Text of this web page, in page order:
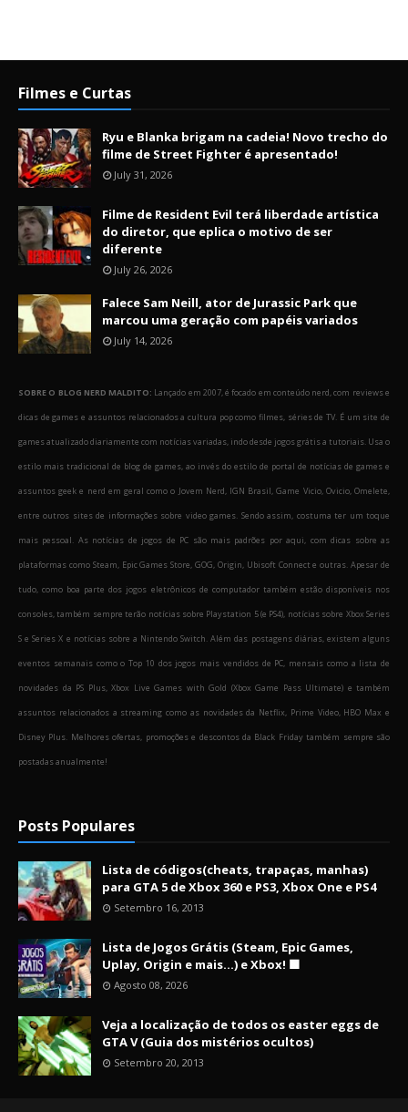
Filmes e Curtas
Ryu e Blanka brigam na cadeia! Novo trecho do
filme de Street Fighter é apresentado!
July 31, 2026
Filme de Resident Evil terá liberdade artística
do diretor, que eplica o motivo de ser
diferente
July 26, 2026
Falece Sam Neill, ator de Jurassic Park que
marcou uma geração com papéis variados
July 14, 2026
SOBRE O BLOG NERD MALDITO: Lançado em 2007, é focado em conteúdo nerd, com reviews e
dicas de games e assuntos relacionados a cultura pop como filmes, séries de TV. É um site de
games atualizado diariamente com notícias variadas, indo desde jogos grátis a tutoriais. Usa o
estilo mais tradicional de blog de games, ao invés do estilo de portal de notícias de games e
assuntos geek e nerd em geral como o Jovem Nerd, IGN Brasil, Game Vicio, Ovicio, Omelete,
entre outros sites de informações sobre video games. Sendo assim, costuma ter um toque
mais pessoal. As notícias de jogos de PC são mais padrões por aqui, com dicas sobre as
plataformas como Steam, Epic Games Store, GOG, Origin, Ubisoft Connect e outras. Apesar de
tudo, como boa parte dos jogos eletrônicos de computador também estão disponíveis nos
consoles, também sempre terão notícias sobre Playstation 5 (e PS4), notícias sobre Xbox Series
S e Series X e notícias sobre a Nintendo Switch. Além das postagens diárias, existem alguns
eventos semanais como o Top 10 dos jogos mais vendidos de PC, mensais como a lista de
novidades da PS Plus, Xbox Live Games with Gold (Xbox Game Pass Ultimate) e também
assuntos relacionados a streaming como as novidades da Netflix, Prime Video, HBO Max e
Disney Plus. Melhores ofertas, promoções e descontos da Black Friday também sempre são
postadas anualmente!
Posts Populares
Lista de códigos(cheats, trapaças, manhas)
para GTA 5 de Xbox 360 e PS3, Xbox One e PS4
Setembro 16, 2013
Lista de Jogos Grátis (Steam, Epic Games,
Uplay, Origin e mais...) e Xbox! 🟩
Agosto 08, 2026
Veja a localização de todos os easter eggs de
GTA V (Guia dos mistérios ocultos)
Setembro 20, 2013